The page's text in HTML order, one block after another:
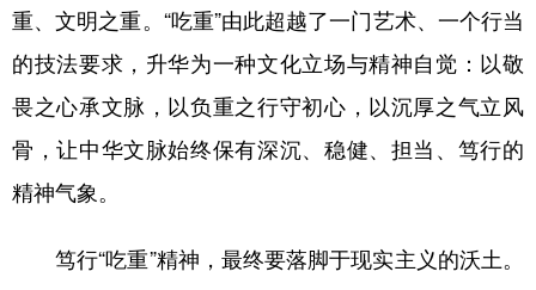
重、文明之重。“吃重”由此超越了一门艺术、一个行当
的技法要求，升华为一种文化立场与精神自觉：以敬
畏之心承文脉，以负重之行守初心，以沉厚之气立风
骨，让中华文脉始终保有深沉、稳健、担当、笃行的
精神气象。
笃行“吃重”精神，最终要落脚于现实主义的沃土。